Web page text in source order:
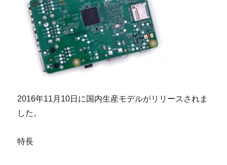
2016年11月10日に国内生産モデルがリリースされま
した。
特長